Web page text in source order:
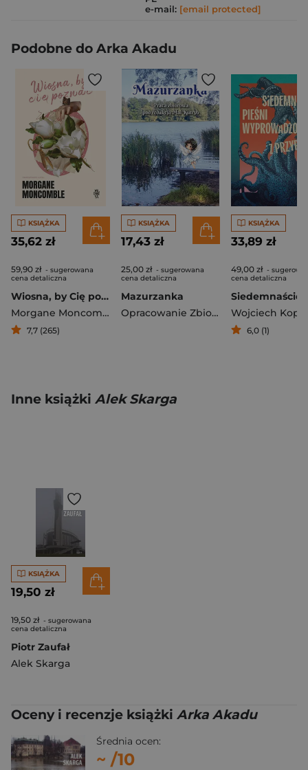
e-mail: [email protected]
Podobne do Arka Akadu
KSIĄŻKA
35,62 zł
59,90 zł - sugerowana
cena detaliczna
Wiosna, by Cię poznać
Morgane Moncomble
7,7 (265)
KSIĄŻKA
17,43 zł
25,00 zł - sugerowana
cena detaliczna
Mazurzanka
Opracowanie Zbiorowe
KSIĄŻKA
33,89 zł
49,00 zł -
cena detaliczna
Wojciech
6,0 (1)
Inne książki Alek Skarga
KSIĄŻKA
19,50 zł
19,50 zł - sugerowana
cena detaliczna
Piotr Zaufał
Alek Skarga
Oceny i recenzje książki Arka Akadu
Średnia ocen:
~ /10